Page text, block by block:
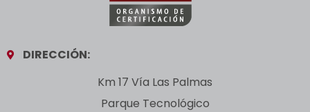
DIRECCIÓN:
Km 17 Vía Las Palmas
Parque Tecnológico